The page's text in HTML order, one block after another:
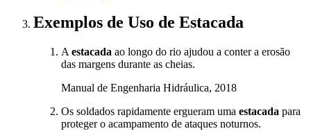
Exemplos de Uso de Estacada
A estacada ao longo do rio ajudou a conter a erosão
das margens durante as cheias.
Manual de Engenharia Hidráulica, 2018
Os soldados rapidamente ergueram uma estacada para
proteger o acampamento de ataques noturnos.